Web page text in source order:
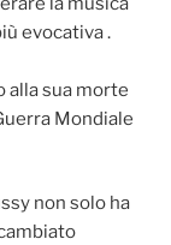
evocativa .
alla sua morte
Mondiale
non solo ha